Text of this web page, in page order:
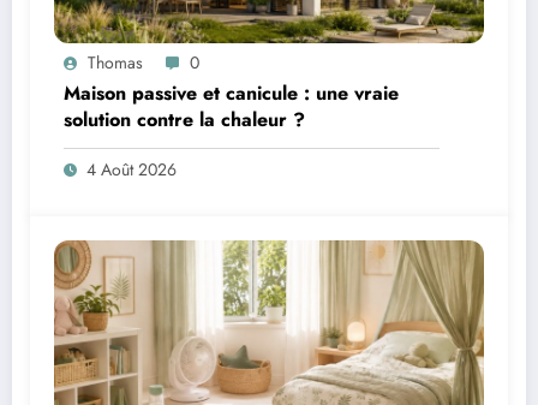
Thomas 0
Maison passive et canicule : une vraie
solution contre la chaleur ?
4 Août 2026